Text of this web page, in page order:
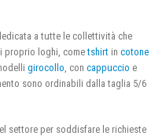
a tutte le collettività che
proprio loghi, cometshirt in cotone
girocollo, con cappuccio e
sono ordinabili dalla taglia 5/6
settore per soddisfare le richieste